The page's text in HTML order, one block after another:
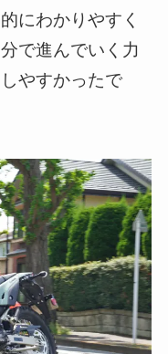
にわかりやすく
で進んでいく力
やすかったで